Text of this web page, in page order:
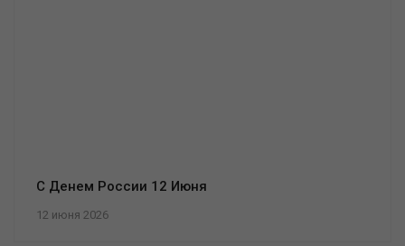
12 июня 2026
С Денем России 12 Июня